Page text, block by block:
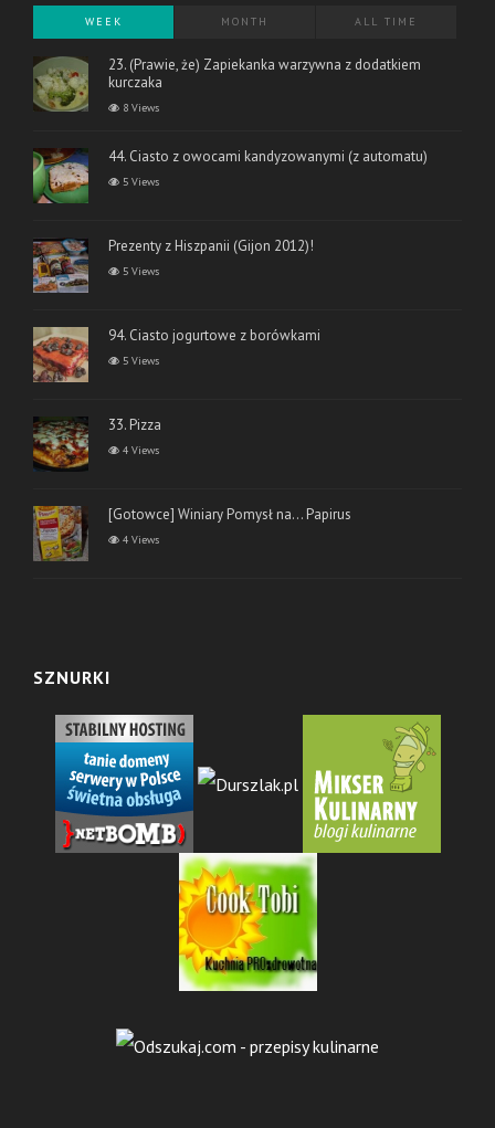
WEEK MONTH ALL TIME
23. (Prawie, że) Zapiekanka warzywna z dodatkiem
kurczaka
8 Views
44. Ciasto z owocami kandyzowanymi (z automatu)
5 Views
Prezenty z Hiszpanii (Gijon 2012)!
5 Views
94. Ciasto jogurtowe z borówkami
5 Views
33. Pizza
4 Views
[Gotowce] Winiary Pomysł na… Papirus
4 Views
SZNURKI